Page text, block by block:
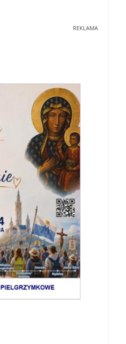
REKLAMA